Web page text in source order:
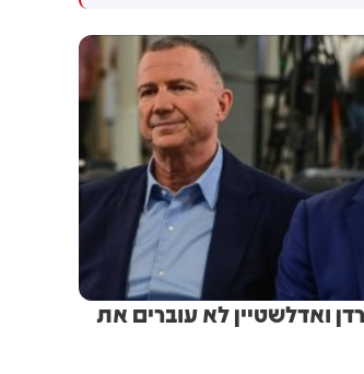
בירושלים
בזמן מעבר בהורמוז, שלושה
מהם במהלך השבוע
ואדלשטיין לא עוברים את